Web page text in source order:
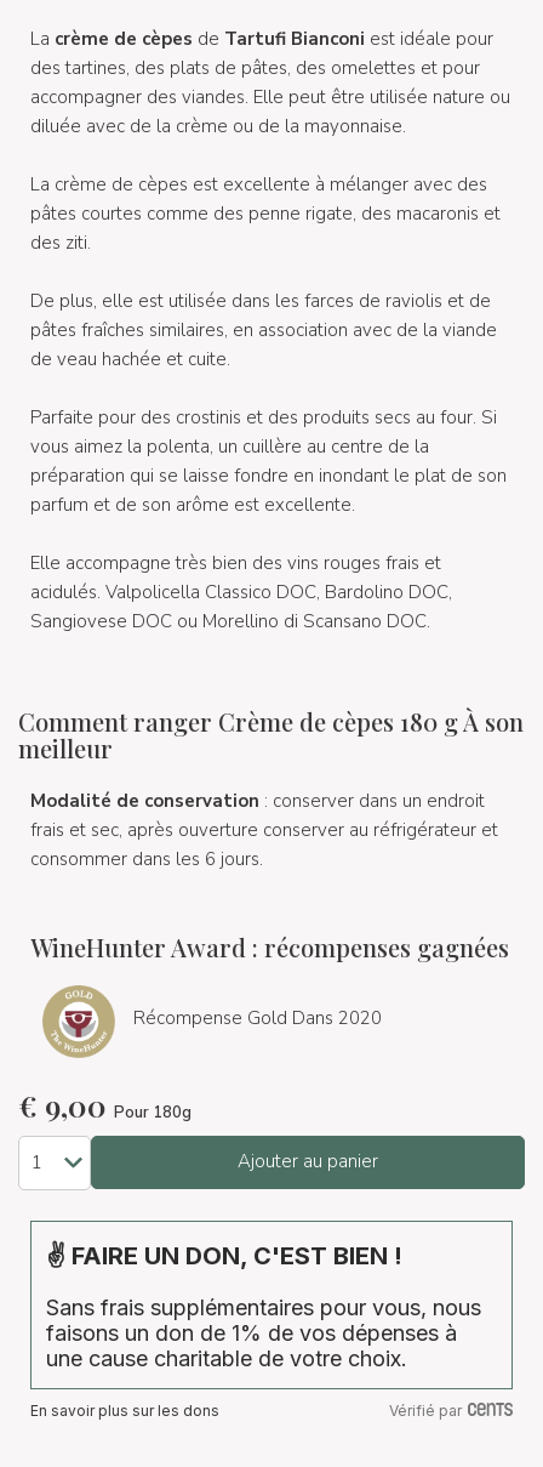
La crème de cèpes de Tartufi Bianconi est idéale pour
des tartines, des plats de pâtes, des omelettes et pour
accompagner des viandes. Elle peut être utilisée nature ou
diluée avec de la crème ou de la mayonnaise.
La crème de cèpes est excellente à mélanger avec des
pâtes courtes comme des penne rigate, des macaronis et
des ziti.
De plus, elle est utilisée dans les farces de raviolis et de
pâtes fraîches similaires, en association avec de la viande
de veau hachée et cuite.
Parfaite pour des crostinis et des produits secs au four. Si
vous aimez la polenta, un cuillère au centre de la
préparation qui se laisse fondre en inondant le plat de son
parfum et de son arôme est excellente.
Elle accompagne très bien des vins rouges frais et
acidulés. Valpolicella Classico DOC, Bardolino DOC,
Sangiovese DOC ou Morellino di Scansano DOC.
Comment ranger Crème de cèpes 180 g À son
meilleur
Modalité de conservation : conserver dans un endroit
frais et sec, après ouverture conserver au réfrigérateur et
consommer dans les 6 jours.
WineHunter Award : récompenses gagnées
Récompense Gold Dans 2020
€ 9,00 Pour 180g
Ajouter au panier
✌ FAIRE UN DON, C'EST BIEN !
Sans frais supplémentaires pour vous, nous
faisons un don de 1% de vos dépenses à
une cause charitable de votre choix.
En savoir plus sur les dons Vérifié par